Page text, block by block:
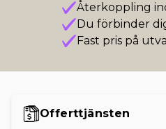
Återkoppling
Du förbinder
Fast pris på
Offerttjänsten